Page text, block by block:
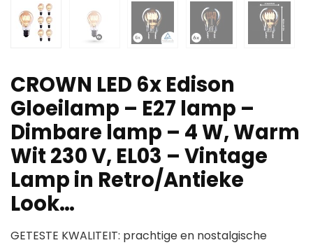
CROWN LED 6x Edison
Gloeilamp – E27 lamp –
Dimbare lamp – 4 W, Warm
Wit 230 V, EL03 – Vintage
Lamp in Retro/Antieke
Look…
GETESTE KWALITEIT: prachtige en nostalgische